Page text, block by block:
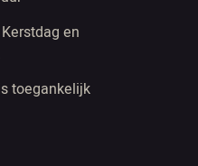
en
toegankelijk